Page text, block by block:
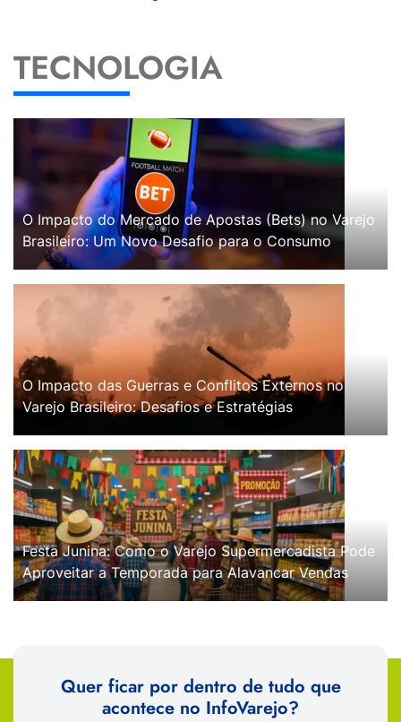
TECNOLOGIA
O Impacto do Mercado de Apostas (Bets) no Varejo
Brasileiro: Um Novo Desafio para o Consumo
O Impacto das Guerras e Conflitos Externos no
Varejo Brasileiro: Desafios e Estratégias
Festa Junina: Como o Varejo Supermercadista Pode
Aproveitar a Temporada para Alavancar Vendas
Quer ficar por dentro de tudo que
acontece no InfoVarejo?